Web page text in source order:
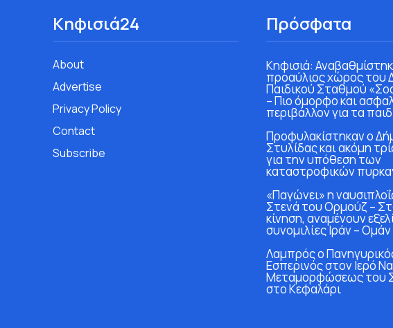
Κηφισιά24
About
Advertise
Privacy Policy
Contact
Subscribe
Πρόσφατα
Κηφισιά:
προαύλιος χώρος του
Παιδικού Σταθμού
– Πιο όμορφο και
περιβάλλον για τα
Προφυλακίστηκαν ο
Στυλίδας και ακόμη
για την υπόθεση των
καταστροφικών
«Παγώνει» η
Στενά του Ορμούζ –
κίνηση, αναμένουν
συνομιλίες Ιράν – Ομάν
Λαμπρός ο
Εσπερινός στον Ιερό
Μεταμορφώσεως του
στο Κεφαλάρι